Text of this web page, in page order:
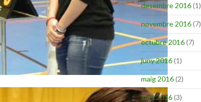
desembre 2016(1)
novembre 2016(7)
octubre 2016(7)
juny 2016(1)
maig 2016(2)
abril 2016(3)